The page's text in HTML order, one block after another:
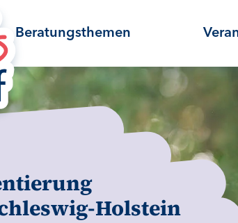
Beratungsthemen
Holstein